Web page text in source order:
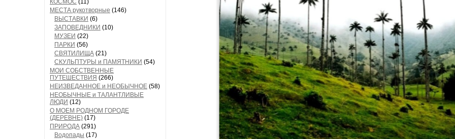
КОСМОС (11)
МЕСТА рукотворные (146)
ВЫСТАВКИ (6)
ЗАПОВЕДНИКИ (10)
МУЗЕИ (22)
ПАРКИ (56)
СВЯТИЛИЩА (21)
СКУЛЬПТУРЫ и ПАМЯТНИКИ (54)
МОИ СОБСТВЕННЫЕ
ПУТЕШЕСТВИЯ (266)
НЕИЗВЕДАННОЕ и НЕОБЫЧНОЕ (58)
НЕОБЫЧНЫЕ и ТАЛАНТЛИВЫЕ
ЛЮДИ (12)
О МОЕМ РОДНОМ ГОРОДЕ
(ДЕРЕВНЕ) (17)
ПРИРОДА (291)
Водопады (17)